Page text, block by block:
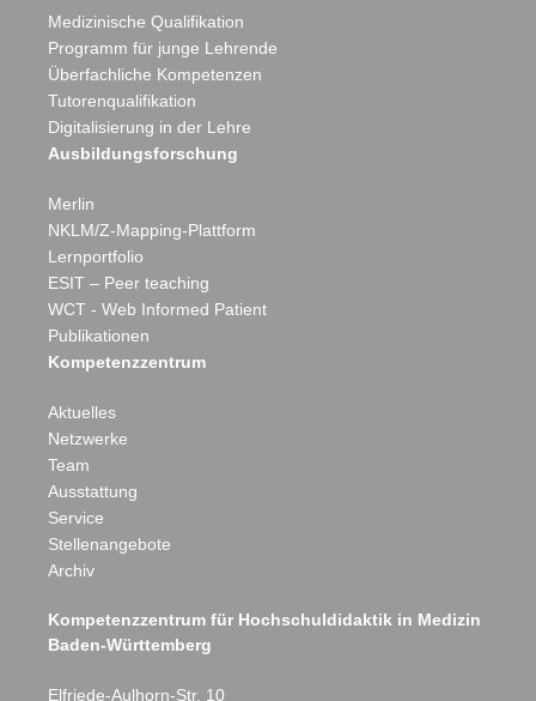
Medizinische Qualifikation
Programm für junge Lehrende
Überfachliche Kompetenzen
Tutorenqualifikation
Digitalisierung in der Lehre
Ausbildungsforschung
Merlin
NKLM/Z-Mapping-Plattform
Lernportfolio
ESIT – Peer teaching
WCT - Web Informed Patient
Publikationen
Kompetenzzentrum
Aktuelles
Netzwerke
Team
Ausstattung
Service
Stellenangebote
Archiv
Kompetenzzentrum für Hochschuldidaktik in Medizin
Baden-Württemberg
Elfriede-Aulhorn-Str. 10